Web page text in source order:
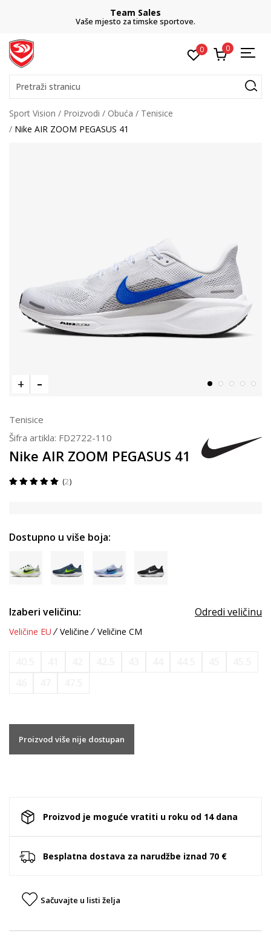
Team Sales
Vaše mjesto za timske sportove.
0 0
Pretraži stranicu
Sport Vision Proizvodi Obuća
Tenisice
Nike AIR ZOOM PEGASUS 41
Tenisice
Šifra artikla: FD2722-110
Nike AIR ZOOM PEGASUS 41
2
Dostupno u više boja:
Izaberi veličinu: Odredi veličinu
Veličine EU Veličine Veličine CM
Proizvod više nije dostupan
Proizvod je moguće vratiti u roku od 14 dana
Besplatna dostava za narudžbe iznad 70 €
Sačuvajte u listi želja